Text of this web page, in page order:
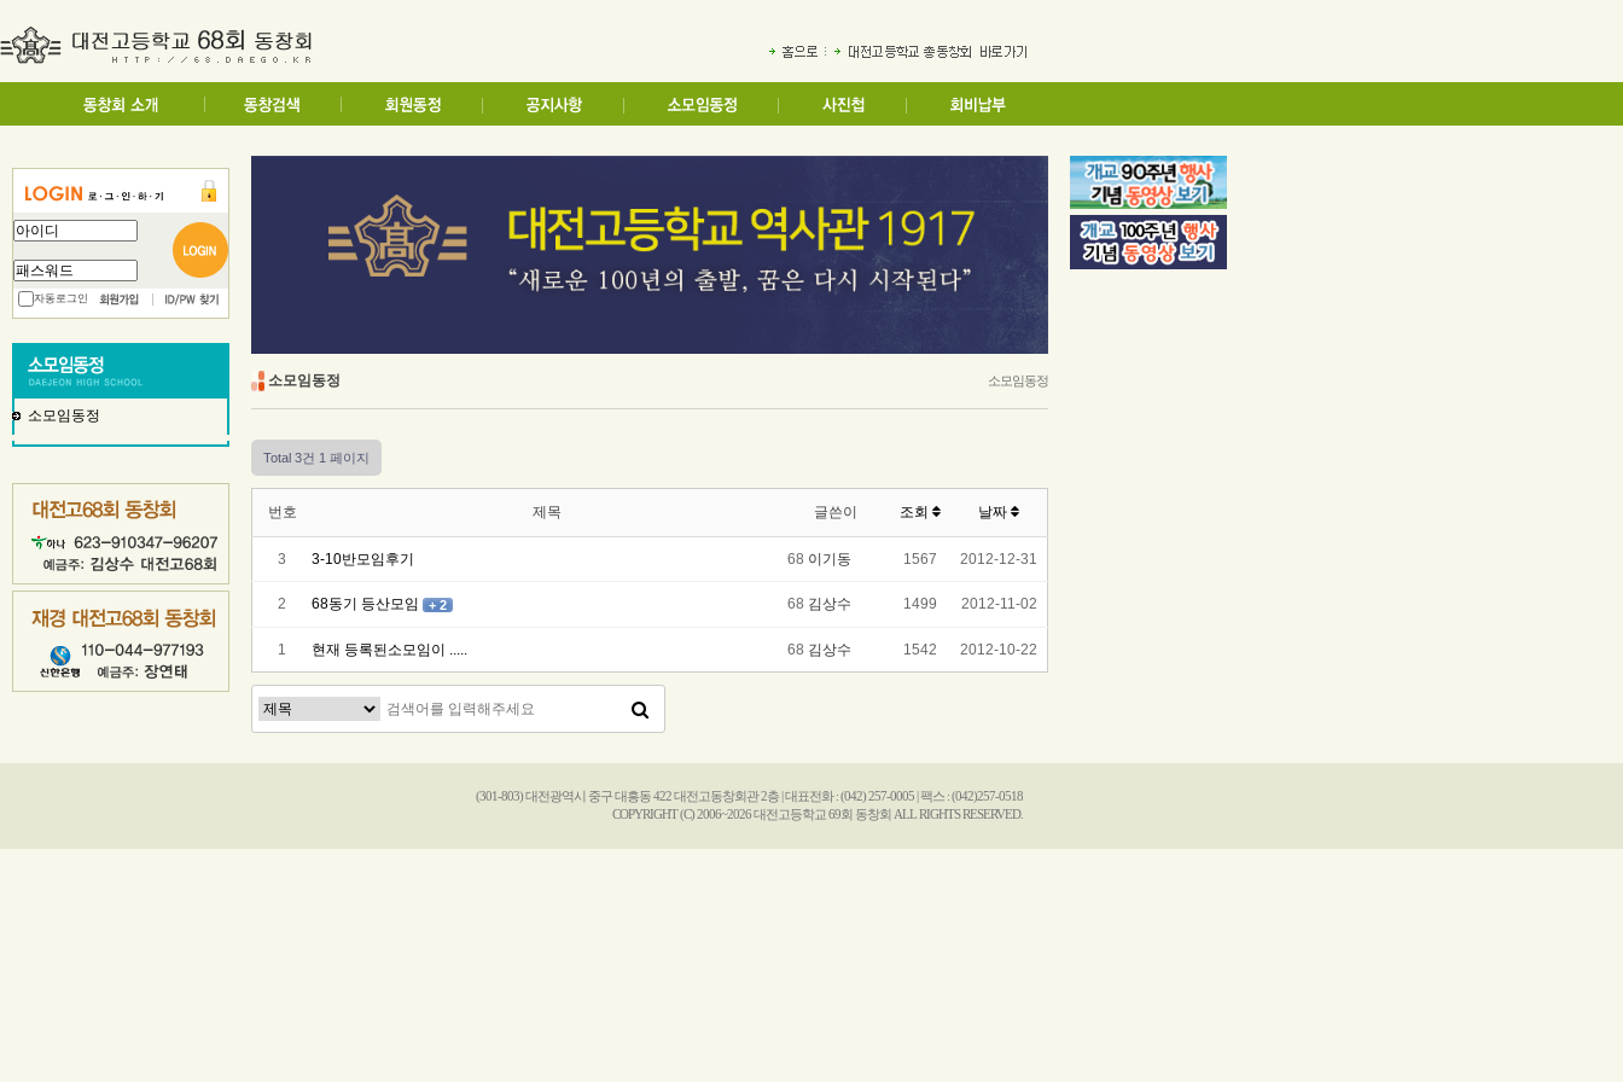
자동로그인
소모임동정
소모임동정 소모임동정
Total 3건 1 페이지
번호 제목 글쓴이 조회 날짜
3 3-10반모임후기 68 이기동 1567 2012-12-31
2 68동기 등산모임 + 2 68 김상수 1499 2012-11-02
1 현재 등록된소모임이 ..... 68 김상수 1542 2012-10-22
(301-803) 대전광역시 중구 대흥동 422 대전고동창회관 2층 | 대표전화 : (042) 257-0005 | 팩스 : (042)257-0518
COPYRIGHT (C) 2006~2026 대전고등학교 69회 동창회 ALL RIGHTS RESERVED.